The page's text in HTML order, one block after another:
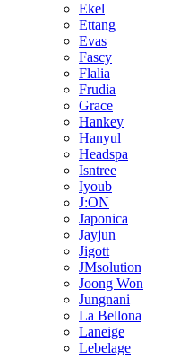
Ekel
Ettang
Evas
Fascy
Flalia
Frudia
Grace
Hankey
Hanyul
Headspa
Isntree
Iyoub
J:ON
Japonica
Jayjun
Jigott
JMsolution
Joong Won
Jungnani
La Bellona
Laneige
Lebelage